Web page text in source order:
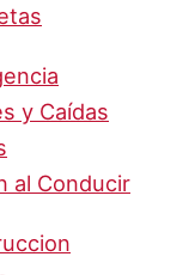
y Caídas
al Conducir